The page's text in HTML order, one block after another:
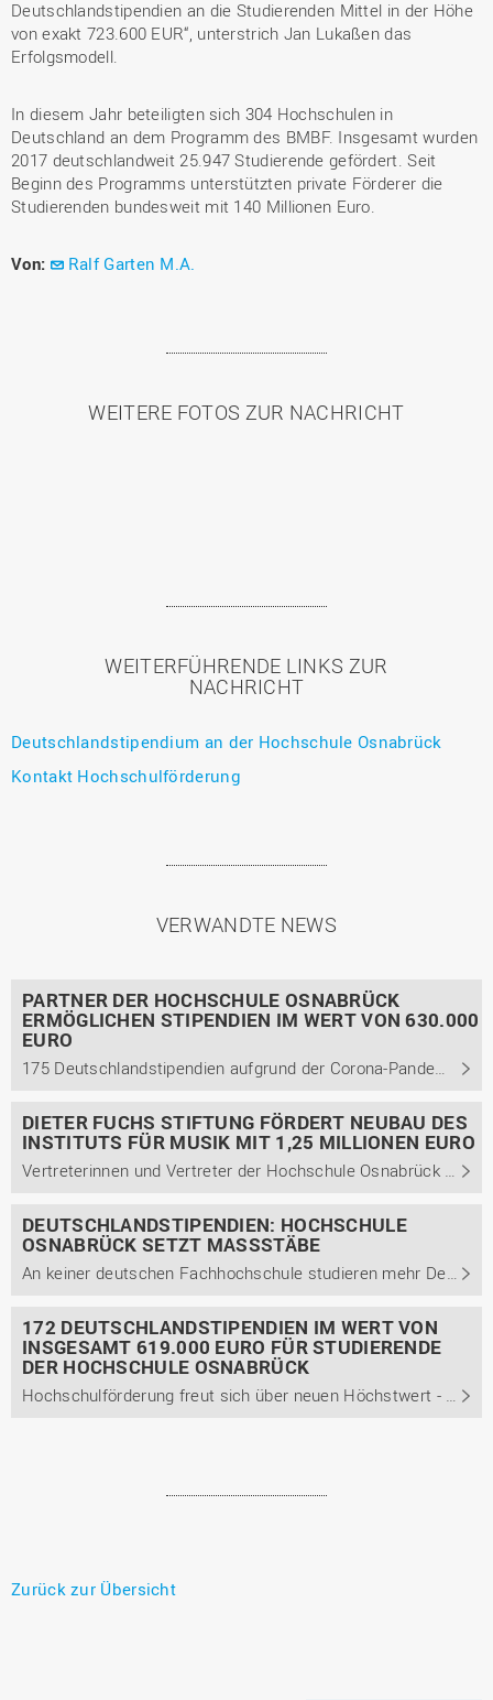
Deutschlandstipendien an die Studierenden Mittel in der Höhe
von exakt 723.600 EUR“, unterstrich Jan Lukaßen das
Erfolgsmodell.
In diesem Jahr beteiligten sich 304 Hochschulen in
Deutschland an dem Programm des BMBF. Insgesamt wurden
2017 deutschlandweit 25.947 Studierende gefördert. Seit
Beginn des Programms unterstützten private Förderer die
Studierenden bundesweit mit 140 Millionen Euro.
Von: Ralf Garten M.A.
WEITERE FOTOS ZUR NACHRICHT
WEITERFÜHRENDE LINKS ZUR
NACHRICHT
Deutschlandstipendium an der Hochschule Osnabrück
Kontakt Hochschulförderung
VERWANDTE NEWS
PARTNER DER HOCHSCHULE OSNABRÜCK
ERMÖGLICHEN STIPENDIEN IM WERT VON 630.000
EURO
175 Deutschlandstipendien aufgrund der Corona-Pandemie erstmalig virtuell verliehen
DIETER FUCHS STIFTUNG FÖRDERT NEUBAU DES
INSTITUTS FÜR MUSIK MIT 1,25 MILLIONEN EURO
Vertreterinnen und Vertreter der Hochschule Osnabrück freuen sich über die Zuwendung für das geplante Gebäude-Ensemble an der Caprivistraße.
DEUTSCHLANDSTIPENDIEN: HOCHSCHULE
OSNABRÜCK SETZT MASSSTÄBE
An keiner deutschen Fachhochschule studieren mehr Deutschlandstipendiatinnen und -stipendiaten als an der Hochschule Osnabrück. In diesem Jahr konnten 188 Förderungen von Stiftern aus der Wirtschaft eingeworben werden. Über Jahre ist eine vertrauensvolle Zusammenarbeit gewachsen.
172 DEUTSCHLANDSTIPENDIEN IM WERT VON
INSGESAMT 619.000 EURO FÜR STUDIERENDE
DER HOCHSCHULE OSNABRÜCK
Hochschulförderung freut sich über neuen Höchstwert - 84 Unternehmen, Organisationen, Verbände und Stiftungen unterstützen Fachkräfte von morgen
Zurück zur Übersicht